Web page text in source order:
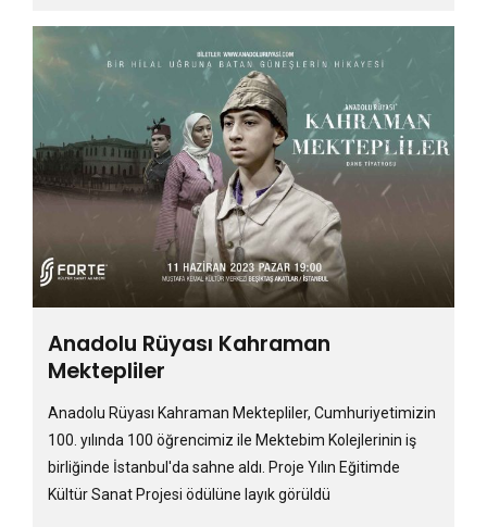
Anadolu Rüyası Kahraman
Mektepliler
Anadolu Rüyası Kahraman Mektepliler, Cumhuriyetimizin
100. yılında 100 öğrencimiz ile Mektebim Kolejlerinin iş
birliğinde İstanbul'da sahne aldı. Proje Yılın Eğitimde
Kültür Sanat Projesi ödülüne layık görüldü